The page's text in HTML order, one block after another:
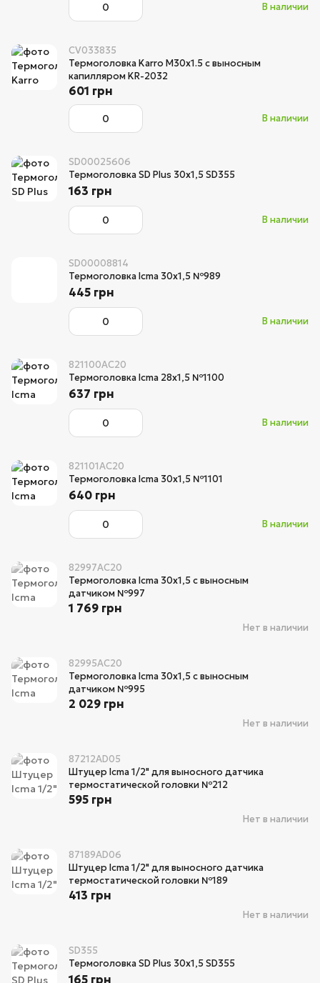
В наличии
CV033835
Термоголовка Karro M30x1.5 с выносным
капилляром KR-2032
В наличии
601 грн
SD00025606
Термоголовка SD Plus 30х1,5 SD355
В наличии
163 грн
SD00008814
Термоголовка Icma 30х1,5 №989
В наличии
445 грн
821100AC20
Термоголовка Icma 28х1,5 №1100
В наличии
637 грн
821101AC20
Термоголовка Icma 30х1,5 №1101
В наличии
640 грн
82997AC20
Термоголовка Icma 30х1,5 с выносным
датчиком №997
Нет в наличии
1 769 грн
82995AC20
Термоголовка Icma 30х1,5 с выносным
датчиком №995
Нет в наличии
2 029 грн
87212AD05
Штуцер Icma 1/2" для выносного датчика
термостатической головки №212
Нет в наличии
595 грн
87189AD06
Штуцер Icma 1/2" для выносного датчика
термостатической головки №189
Нет в наличии
413 грн
SD355
Термоголовка SD Plus 30х1,5 SD355
165 грн